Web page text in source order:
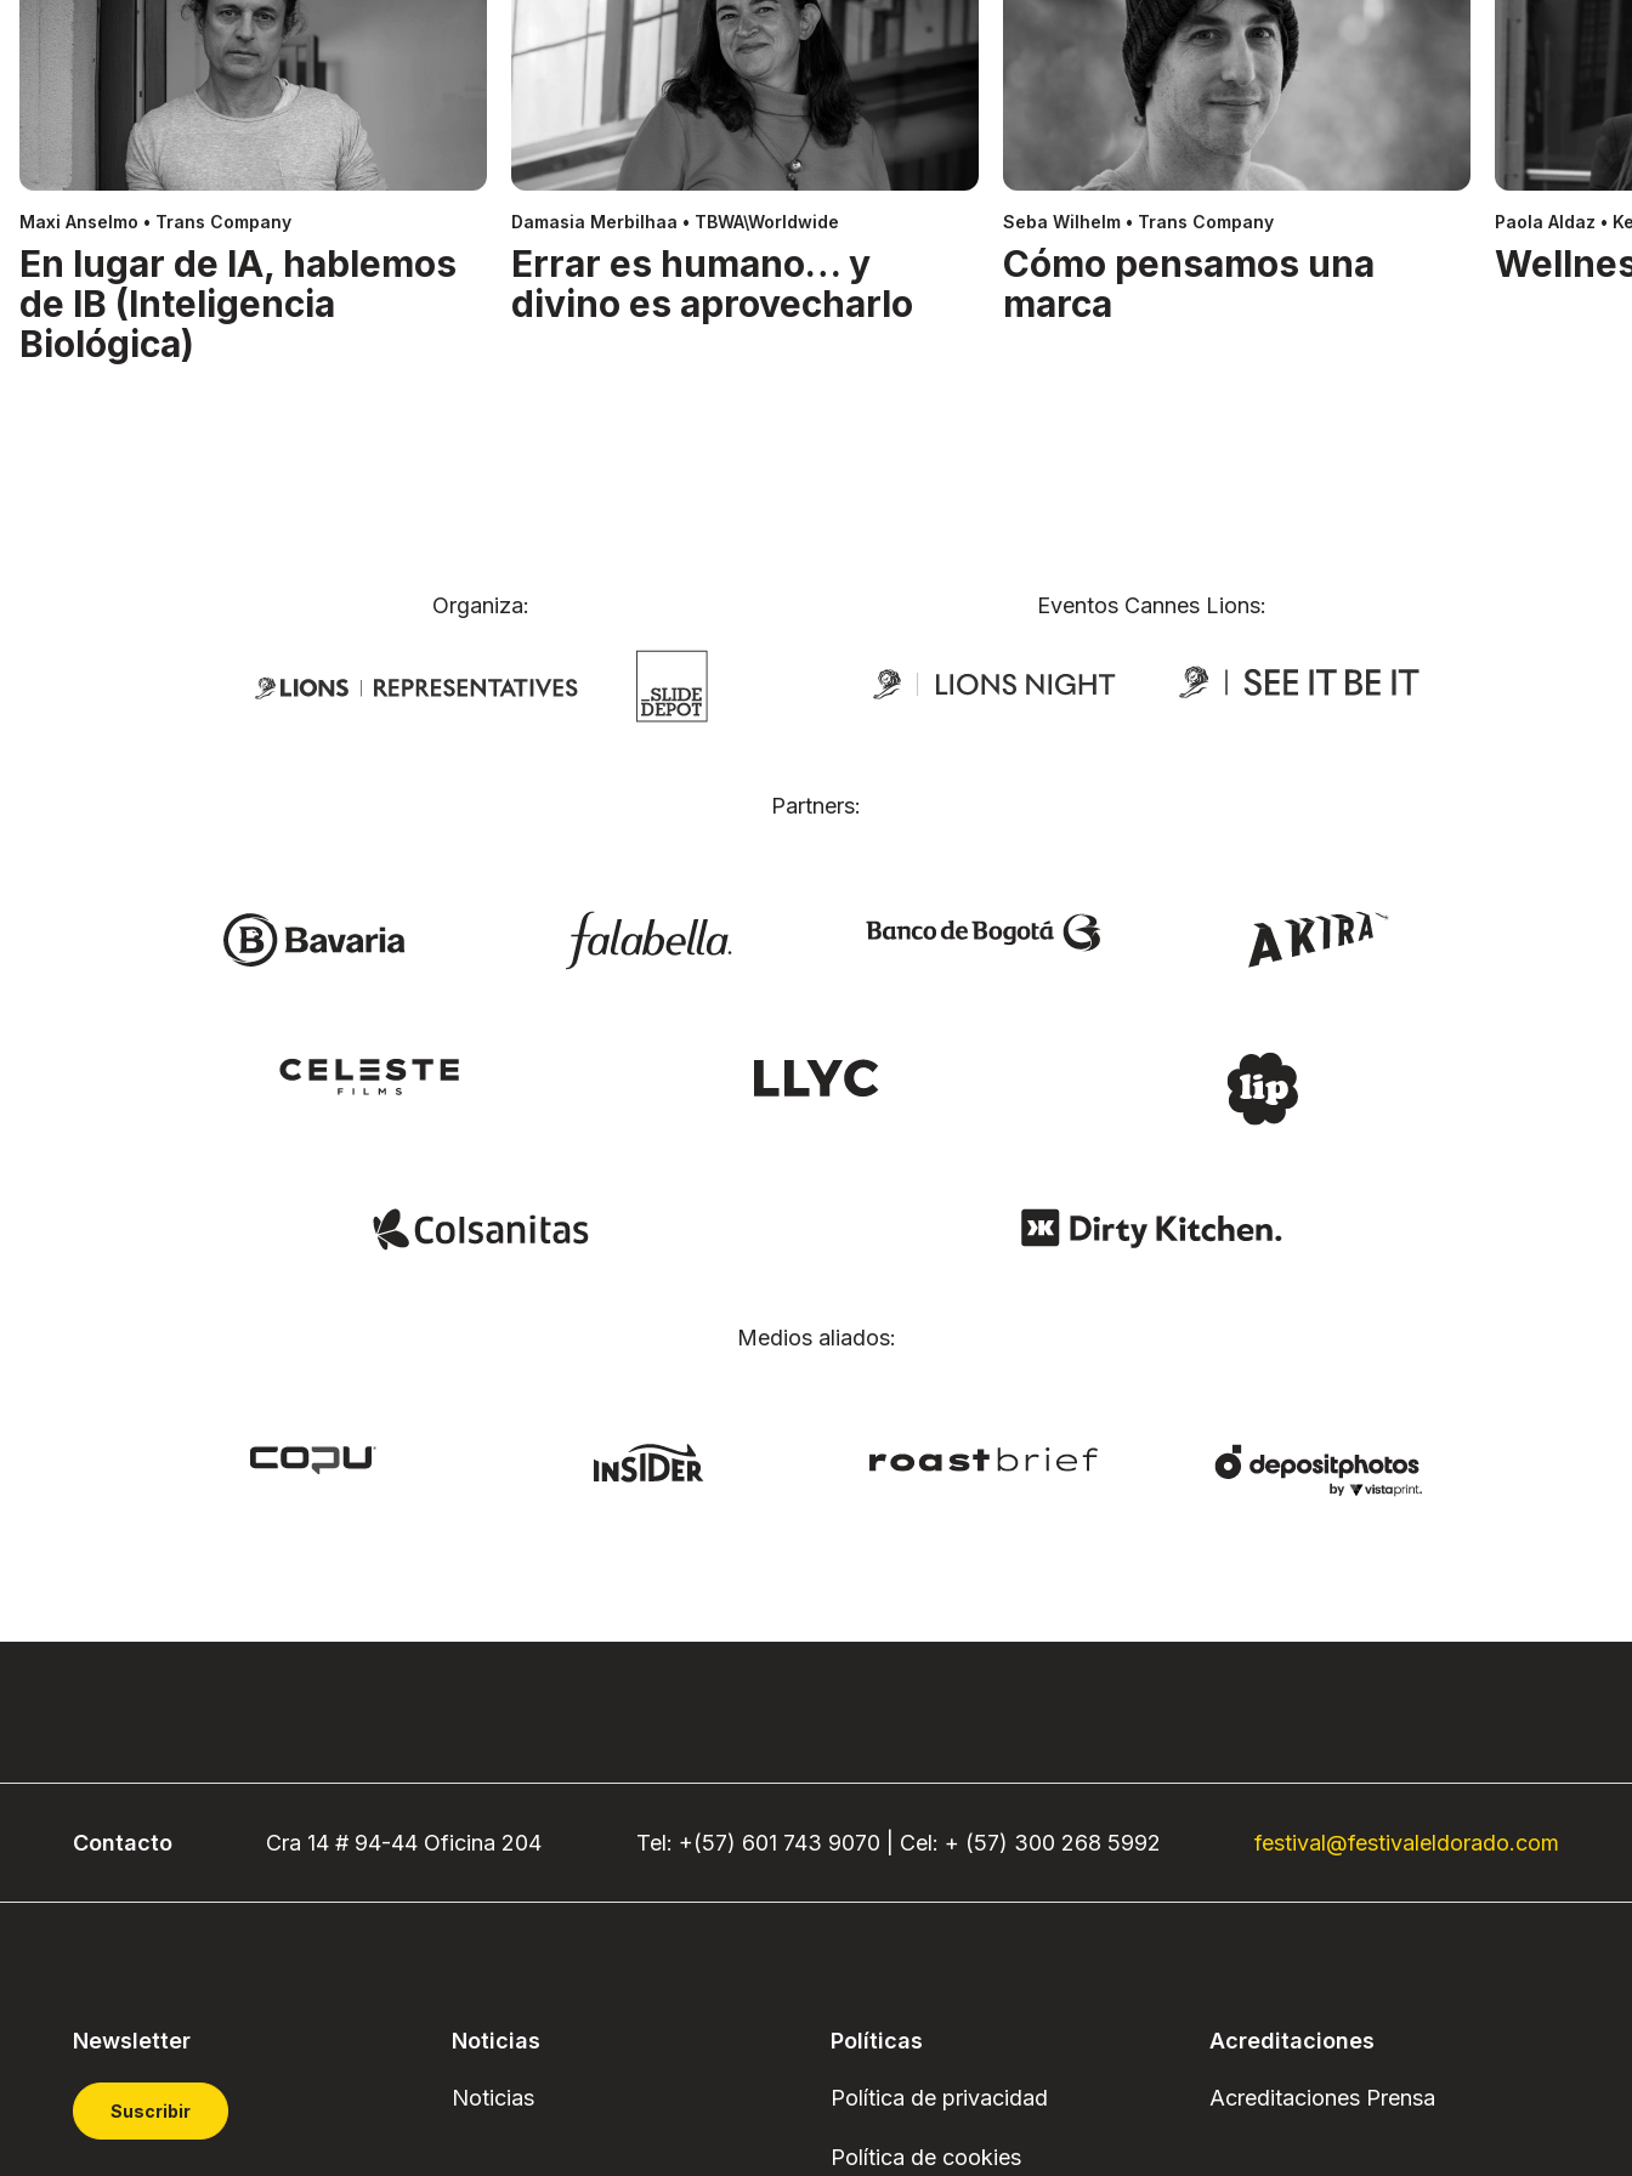
Maxi Anselmo • Trans Company
En lugar de IA, hablemos
de IB (Inteligencia
Biológica)
Damasia Merbilhaa • TBWA\Worldwide
Errar es humano… y
divino es aprovecharlo
Seba Wilhelm • Trans Company
Cómo pensamos una
marca
Paola Aldaz •
Organiza: Eventos Cannes Lions:
Partners:
Medios aliados:
Contacto Cra 14 # 94-44 Oficina 204 Tel: +(57) 601 743 9070 | Cel: + (57) 300 268 5992 festival@festivaleldorado.com
Newsletter
Suscribir
Noticias
Noticias
Políticas
Política de privacidad
Política de cookies
Acreditaciones
Acreditaciones Prensa